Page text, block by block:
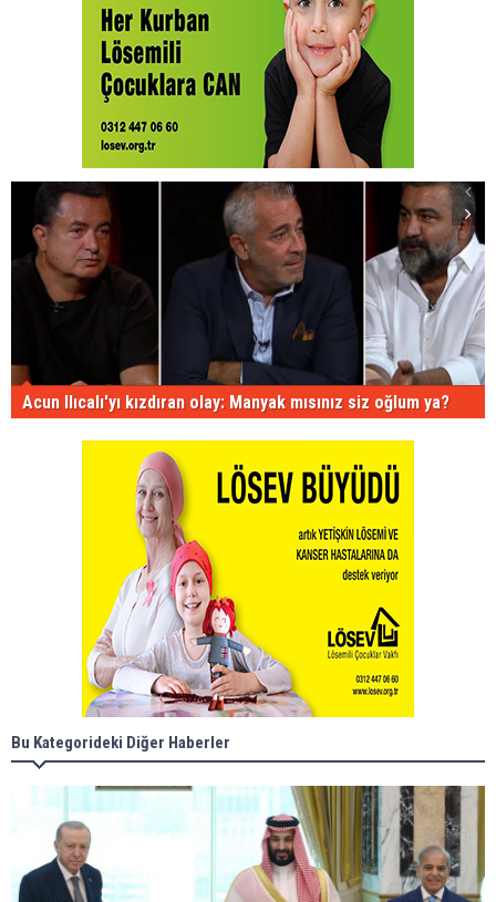
Acun Ilıcalı'yı kızdıran olay: Manyak mısınız siz oğlum ya?
Bu Kategorideki Diğer Haberler